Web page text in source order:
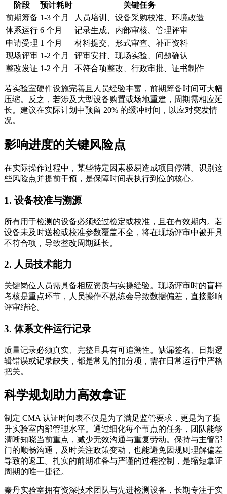
阶段 预计耗时
关键任务
前期筹备 1-3 个月
人员培训、设备采购校准、环境改造
体系运行 6 个月
记录生成、内部审核、管理评审
申请受理 1 个月
材料提交、形式审查、补正资料
现场评审 1-2 个月
评审安排、现场实验、问题确认
整改发证 1-2 个月 不符合项整改、行政审批、证书制作
若实验室硬件设施完善且人员经验丰富，前期筹备时间可大幅
压缩。反之，若涉及大型设备购置或场地重建，周期需相应延
长。建议在实际计划中预留 20% 的缓冲时间，以应对突发情
况。
影响进度的关键风险点
在实际操作过程中，某些特定因素极易造成项目停滞。识别这
些风险点并提前干预，是保障时间表执行到位的核心。
1. 设备校准与溯源
所有用于检测的设备必须经过检定或校准，且在有效期内。若
设备未及时送检或校准参数覆盖不全，将在现场评审中被开具
不符合项，导致整改周期延长。
2. 人员技术能力
关键岗位人员需具备相应资质与实操经验。现场评审时的盲样
考核是重点环节，人员操作不熟练会导致数据偏差，直接影响
评审结论。
3. 体系文件运行记录
质量记录必须真实、完整且具有可追溯性。缺漏签名、日期逻
辑错误或记录缺失，都是常见的扣分项，需在日常运行中严格
把关。
科学规划助力高效拿证
制定 CMA 认证时间表不仅是为了满足监管要求，更是为了提
升实验室内部管理水平。通过细化每个节点的任务，团队能够
清晰知晓当前重点，减少无效沟通与重复劳动。保持与主管部
门的顺畅沟通，及时关注政策变动，也能避免因规则理解偏差
导致的返工。扎实的前期准备与严谨的过程控制，是缩短拿证
周期的唯一捷径。
秦丹实验室拥有资深技术团队与先进检测设备，长期专注于实